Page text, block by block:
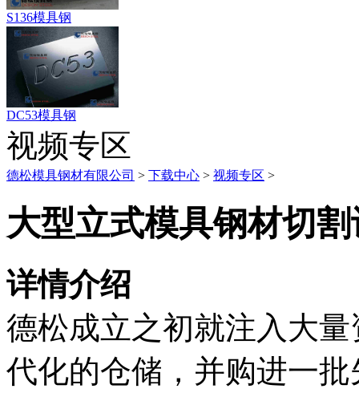
S136模具钢
DC53模具钢
视频专区
德松模具钢材有限公司 > 下载中心 > 视频专区 >
大型立式模具钢材切
详情介绍
德松成立之初就注入大
代化的仓储，并购进一